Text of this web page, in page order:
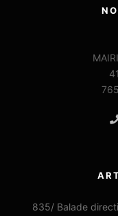
835/ Balade